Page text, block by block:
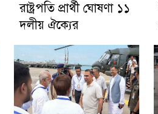
রাষ্ট্রপতি প্রার্থী ঘোষণা ১১
দলীয় ঐক্যের